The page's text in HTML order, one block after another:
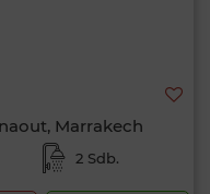
Marrakech
2 Sdb.